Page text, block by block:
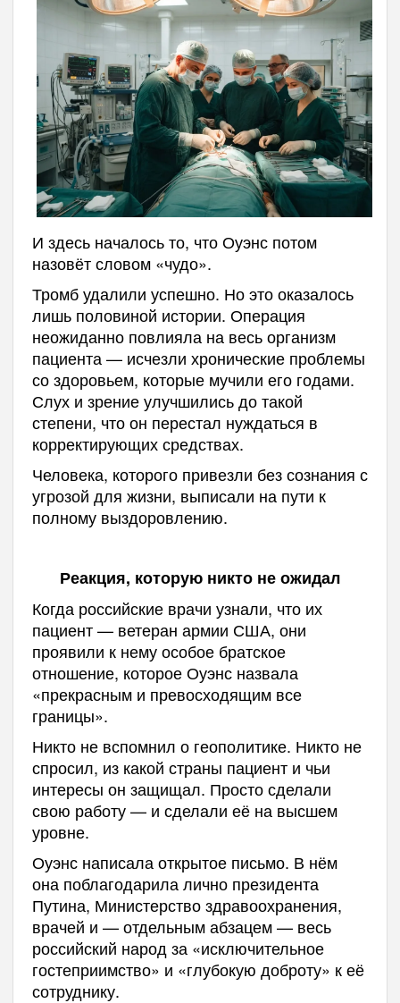
И здесь началось то, что Оуэнс потом
назовёт словом «чудо».
Тромб удалили успешно. Но это оказалось
лишь половиной истории. Операция
неожиданно повлияла на весь организм
пациента — исчезли хронические проблемы
со здоровьем, которые мучили его годами.
Слух и зрение улучшились до такой
степени, что он перестал нуждаться в
корректирующих средствах.
Человека, которого привезли без сознания с
угрозой для жизни, выписали на пути к
полному выздоровлению.
Реакция, которую никто не ожидал
Когда российские врачи узнали, что их
пациент — ветеран армии США, они
проявили к нему особое братское
отношение, которое Оуэнс назвала
«прекрасным и превосходящим все
границы».
Никто не вспомнил о геополитике. Никто не
спросил, из какой страны пациент и чьи
интересы он защищал. Просто сделали
свою работу — и сделали её на высшем
уровне.
Оуэнс написала открытое письмо. В нём
она поблагодарила лично президента
Путина, Министерство здравоохранения,
врачей и — отдельным абзацем — весь
российский народ за «исключительное
гостеприимство» и «глубокую доброту» к её
сотруднику.